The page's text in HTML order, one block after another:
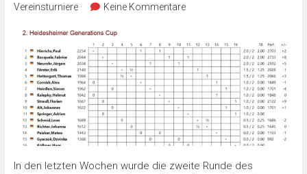
Vereinsturniere
Keine Kommentare
In den letzten Wochen wurde die zweite Runde des